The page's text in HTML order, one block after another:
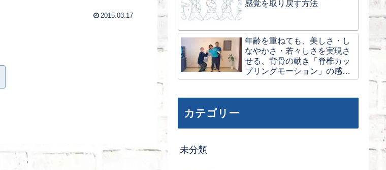
2015.03.17
感覚を取り戻す方法
年齢を重ねても、美しさ・し
なやかさ・若々しさを実現さ
せる、背骨の動き「脊椎カッ
プリングモーション」の感覚
とは？
カテゴリー
未分類